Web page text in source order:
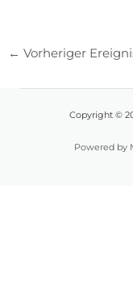
← Vorheriger
Copyright ©
Powered by